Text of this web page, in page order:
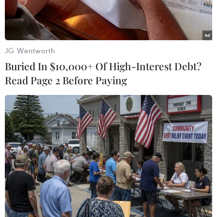
Ngân hàng Nhà nước đang tìm kiếm nhà đầu tư tham gia cơ
cấu lại ngân hàng SCB. (Ảnh: PV/Vietnam+)
Chính phủ vừa gửi các đại biểu Quốc hội báo
cáo về việc thực hiện một số Nghị quyết của
Quốc hội về giám sát chuyên đề, chất vấn đối
JG Wentworth
Buried In $10,000+ Of High-Interest Debt?
Read Page 2 Before Paying